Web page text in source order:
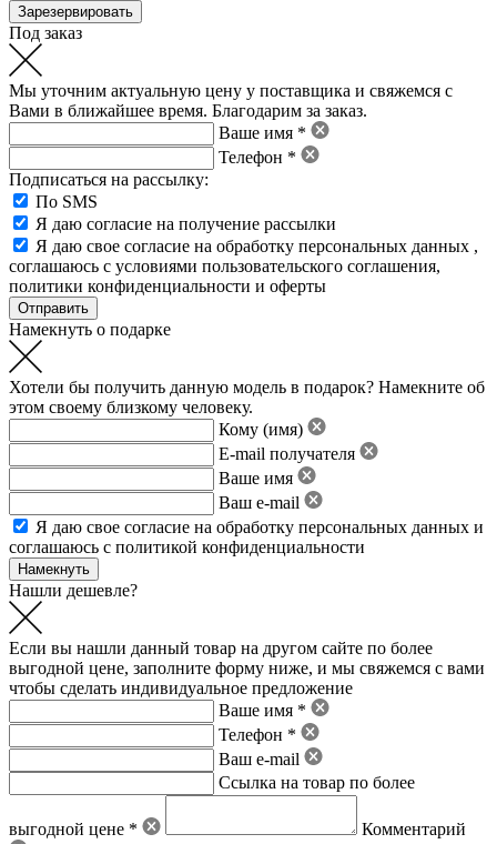
Под заказ
Мы уточним актуальную цену у поставщика и свяжемся с
Вами в ближайшее время. Благодарим за заказ.
Ваше имя *
Телефон *
Подписаться на рассылку:
По SMS
Я даю согласие на получение рассылки
Я даю свое согласие на обработку персональных данных ,
соглашаюсь с условиями пользовательского соглашения,
политики конфиденциальности и оферты
Намекнуть о подарке
Хотели бы получить данную модель в подарок? Намекните об
этом своему близкому человеку.
Кому (имя)
E-mail получателя
Ваше имя
Ваш e-mail
Я даю свое согласие на обработку персональных данных и
соглашаюсь с политикой конфиденциальности
Нашли дешевле?
Если вы нашли данный товар на другом сайте по более
выгодной цене, заполните форму ниже, и мы свяжемся с вами
чтобы сделать индивидуальное предложение
Ваше имя *
Телефон *
Ваш e-mail
Ссылка на товар по более
выгодной цене * Комментарий